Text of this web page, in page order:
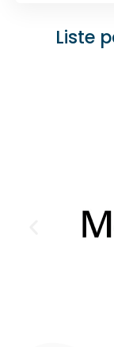
Liste